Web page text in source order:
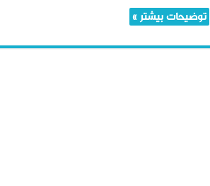
توضیحات بیشتر »